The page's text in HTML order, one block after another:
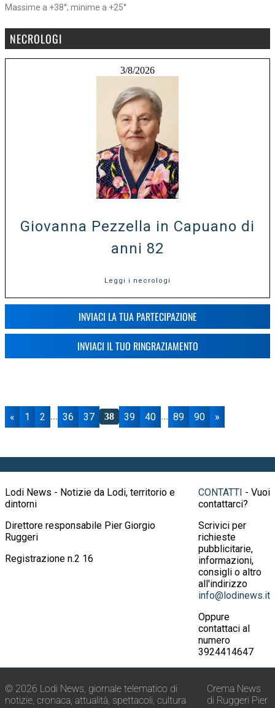
Massime a +38°; minime a +25°
NECROLOGI
3/8/2026
Giovanna Pezzella in Capuano di
anni 82
Leggi i necrologi
INVIACI LA TUA PARTECIPAZIONE
INVIACI IL TUO RINGRAZIAMENTO
« 1 2 ... 36 37 38 39 40 ... 89 90 »
Lodi News - Notizie da Lodi, territorio e
dintorni
Direttore responsabile Pier Giorgio
Ruggeri
Registrazione n.2 16
CONTATTI - Vuoi
contattarci?
Scrivici per
richieste
pubblicitarie,
informazioni,
consigli o altro
all'indirizzo
info@lodinews.it
Oppure
contattaci al
numero
3924414647
© 2026 Lodi News, giornale telematico di
notizie, cronaca, attualità, spettacoli, cultura
Crema News
di Ruggeri Pier